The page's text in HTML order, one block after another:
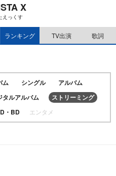
t
X
えっくす
ランキング TV出演 歌詞
ム シングル アルバム
タルアルバム
ストリーミング
・BD
エンタメ